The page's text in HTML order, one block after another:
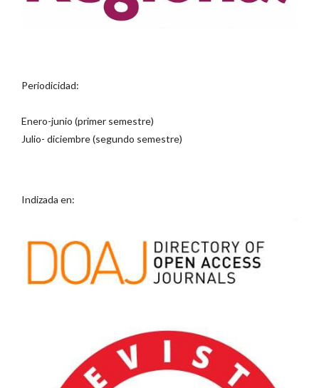
Periodicidad:
Enero-junio (primer semestre)
Julio- diciembre (segundo semestre)
Indizada en: